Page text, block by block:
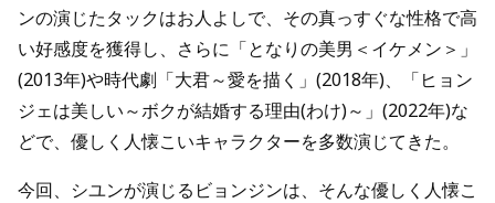
ンの演じたタックはお人よしで、その真っすぐな性格で高
い好感度を獲得し、さらに「となりの美男＜イケメン＞」
(2013年)や時代劇「大君～愛を描く」(2018年)、「ヒョン
ジェは美しい～ボクが結婚する理由(わけ)～」(2022年)な
どで、優しく人懐こいキャラクターを多数演じてきた。
今回、シユンが演じるビョンジンは、そんな優しく人懐こ